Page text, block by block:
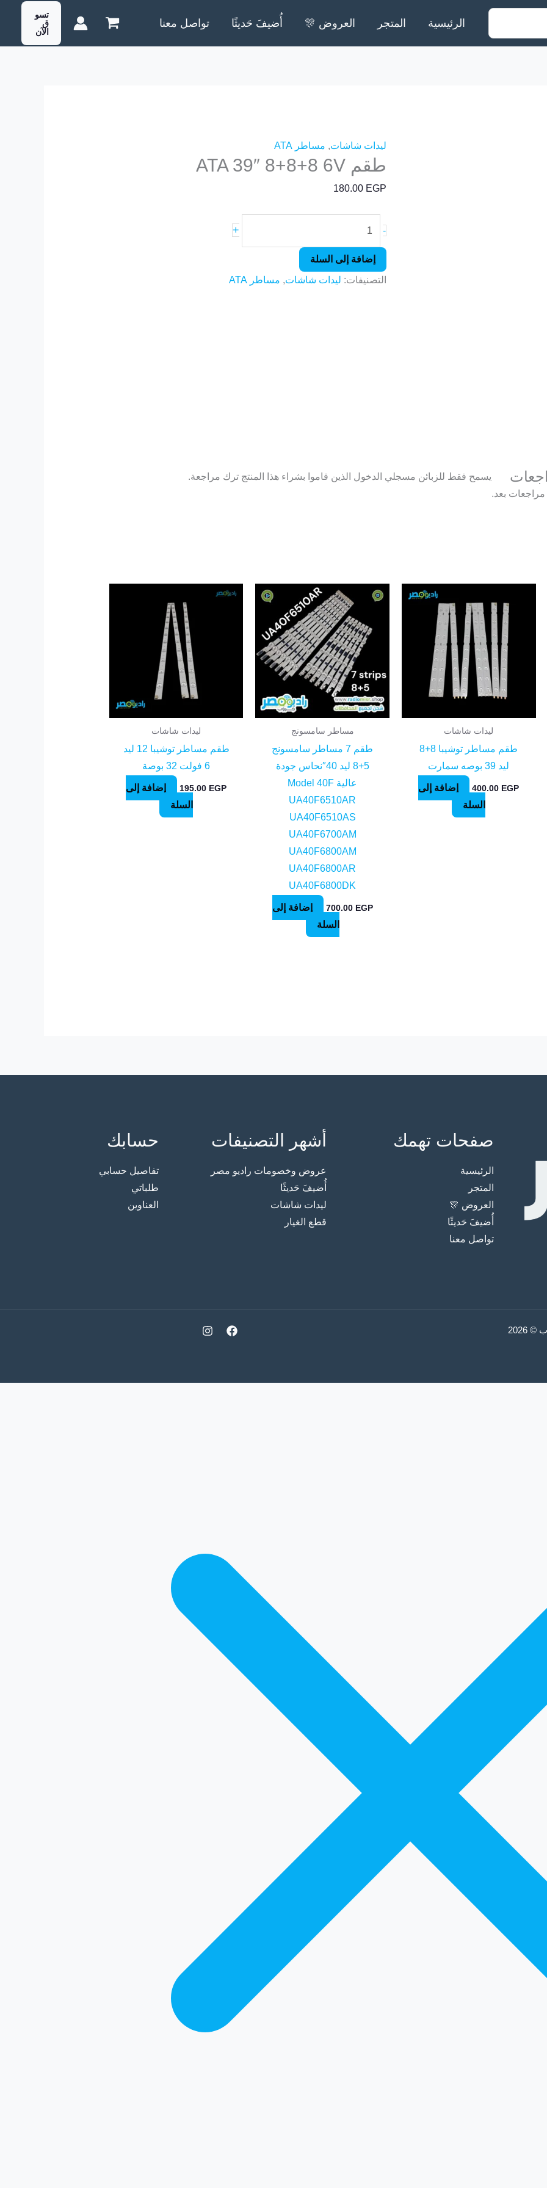
الرئيسية المتجر العروض 🎊 أُضيفَ حَديثًا تواصل معنا
تسو
ق
الآن
ليدات شاشات, مساطر ATA
طقم ATA 39″ 8+8+8 6V
180.00 EGP
-
39"
8+8+8
+
إضافة إلى السلة
التصنيفات: ليدات شاشات, مساطر ATA
مراجعات بعد.
يسمح فقط للزبائن مسجلي الدخول الذين قاموا بشراء هذا المنتج ترك مراجعة.
ليدات شاشات
طقم مساطر توشيبا 8+8
ليد 39 بوصه سمارت
400.00 EGP
إضافة إلى
السلة
مساطر سامسونج
طقم 7 مساطر سامسونج
5+8 ليد 40″نحاس جودة
عالية Model 40F
UA40F6510AR
UA40F6510AS
UA40F6700AM
UA40F6800AM
UA40F6800AR
UA40F6800DK
700.00 EGP
إضافة إلى
السلة
ليدات شاشات
طقم مساطر توشيبا 12 ليد
6 فولت 32 بوصة
195.00 EGP
إضافة إلى
السلة
صفحات تهمك
الرئيسية
المتجر
العروض 🎊
أُضيفَ حَديثًا
تواصل معنا
أشهر التصنيفات
عروض وخصومات راديو مصر
أُضيفَ حَديثًا
ليدات شاشات
قطع الغيار
حسابك
تفاصيل حسابي
طلباتي
العناوين
2026